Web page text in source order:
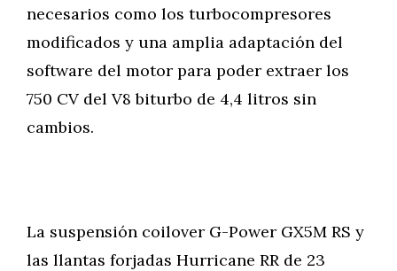
necesarios como los turbocompresores
modificados y una amplia adaptación del
software del motor para poder extraer los
750 CV del V8 biturbo de 4,4 litros sin
cambios.
La suspensión coilover G-Power GX5M RS y
las llantas forjadas Hurricane RR de 23